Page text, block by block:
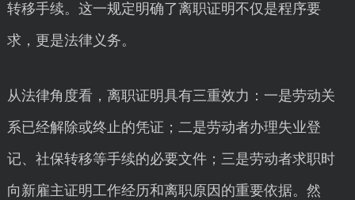
转移手续。这一规定明确了离职证明不仅是程序要
求，更是法律义务。
从法律角度看，离职证明具有三重效力：一是劳动关
系已经解除或终止的凭证；二是劳动者办理失业登
记、社保转移等手续的必要文件；三是劳动者求职时
向新雇主证明工作经历和离职原因的重要依据。然